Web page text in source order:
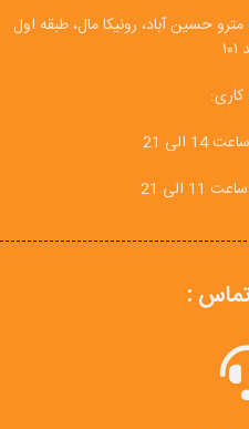
حسین آباد، رونیکا مال، طبقه اول
الی 21
الی 21
: